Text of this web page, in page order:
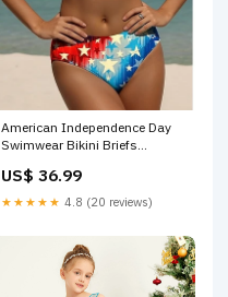
American Independence Day
Swimwear Bikini Briefs
Flag Halter Neck Sleeveless
Bathing Suits P32169
US$ 36.99
★★★★★ 4.8 (20 reviews)